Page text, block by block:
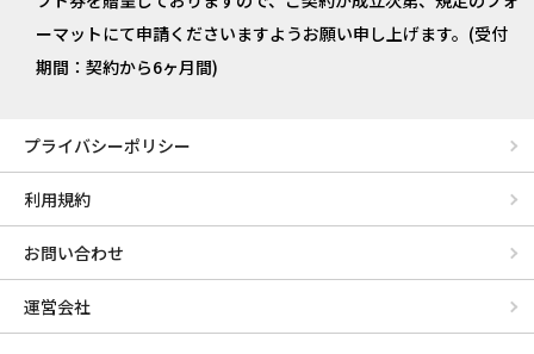
ーマットにて申請くださいますようお願い申し上げます。(受付
期間：契約から6ヶ月間)
プライバシーポリシー
利用規約
お問い合わせ
運営会社